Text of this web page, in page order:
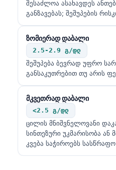
შესაძლოა ასახავდეს
განზავებას; შეშუპების
ზომიერად დაბალი
2.5-2.9 გ/დლ
შეშუპება ბევრად უფრო
განსაკუთრებით თუ არის
მკვეთრად დაბალი
<2.5 გ/დლ
ცილის მნიშვნელოვანი
სინთეზური უკმარისობა ან
კვება საჭიროებს
Bahasa Melayu
Tiếng Việt
Tagalog
ไทย
ភាសាខ្មែរ
Kiswahili
አማርኛ
Українська
O‘zbekcha